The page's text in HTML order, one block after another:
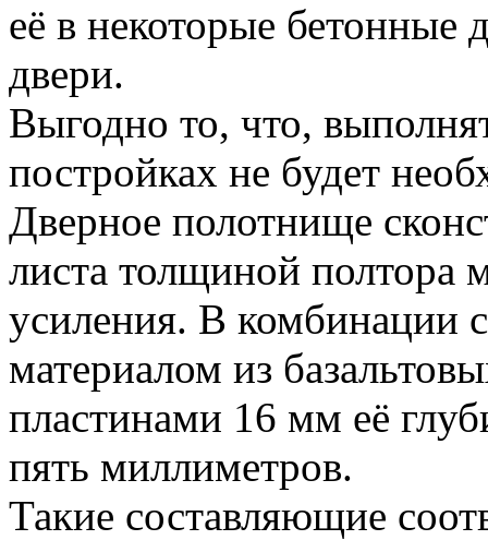
её в некоторые
двери.
Выгодно то, что,
постройках не будет
Дверное полотнище
листа толщиной полтора
усиления. В комбинации
материалом из
пластинами 16 мм её
пять миллиметров.
Такие составляющие